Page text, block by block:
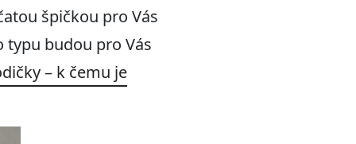
špičkou pro Vás
typu budou pro Vás
– k čemu je